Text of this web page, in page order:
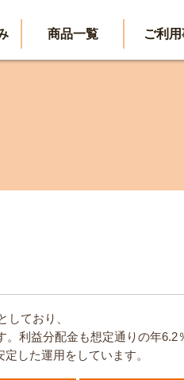
商品一覧 ご利用
しており、
利益分配金も想定通りの年6.2
した運用をしています。